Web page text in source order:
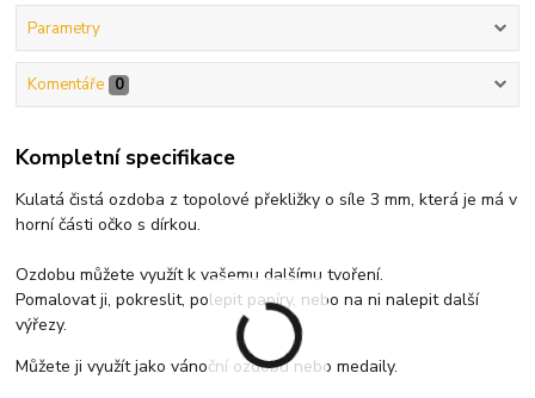
Parametry
Komentáře 0
Kompletní specifikace
Kulatá čistá ozdoba z topolové překližky o síle 3 mm, která je má v
horní části očko s dírkou.
Ozdobu můžete využít k vašemu dalšímu tvoření.
Pomalovat ji, pokreslit, polepit papíry, nebo na ni nalepit další
výřezy.
Můžete ji využít jako vánoční ozdobu nebo medaily.